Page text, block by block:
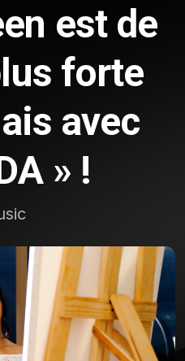
est de
forte
avec
» !